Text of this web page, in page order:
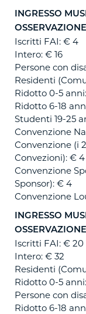
INGRESSO
Iscritti FAI: € 4
Intero: € 16
Persone con
Residenti
Ridotto 0-5
Ridotto 6-18
Studenti 19-25
Convenzione
Convenzione (i
Convezioni): € 4
Convenzione
Sponsor): € 4
Convenzione
INGRESSO
Iscritti FAI: € 20
Intero: € 32
Residenti
Ridotto 0-5
Persone con
Ridotto 6-18